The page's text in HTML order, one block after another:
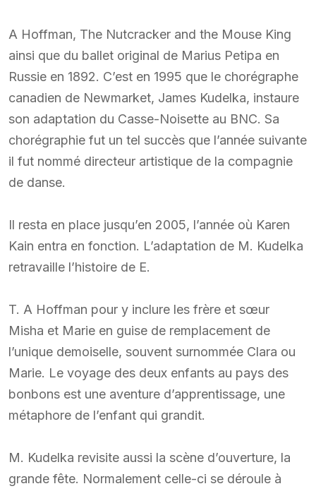
A Hoffman, The Nutcracker and the Mouse King
ainsi que du ballet original de Marius Petipa en
Russie en 1892. C’est en 1995 que le chorégraphe
canadien de Newmarket, James Kudelka, instaure
son adaptation du Casse-Noisette au BNC. Sa
chorégraphie fut un tel succès que l’année suivante
il fut nommé directeur artistique de la compagnie
de danse.
Il resta en place jusqu’en 2005, l’année où Karen
Kain entra en fonction. L’adaptation de M. Kudelka
retravaille l’histoire de E.
T. A Hoffman pour y inclure les frère et sœur
Misha et Marie en guise de remplacement de
l’unique demoiselle, souvent surnommée Clara ou
Marie. Le voyage des deux enfants au pays des
bonbons est une aventure d’apprentissage, une
métaphore de l’enfant qui grandit.
M. Kudelka revisite aussi la scène d’ouverture, la
grande fête. Normalement celle-ci se déroule à